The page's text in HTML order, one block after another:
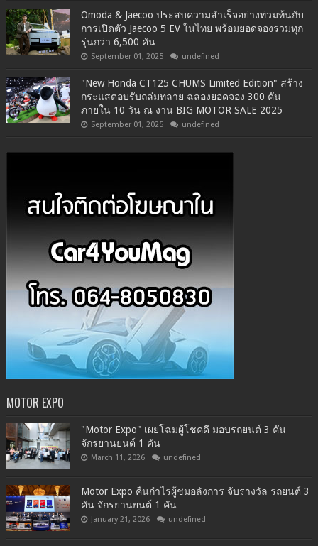
Omoda & Jaecoo ประสบความสำเร็จอย่างท่วมท้นกับ
การเปิดตัว Jaecoo 5 EV ในไทย พร้อมยอดจองรวมทุก
รุ่นกว่า 6,500 คัน
September 01, 2025 undefined
"New Honda CT125 CHUMS Limited Edition" สร้าง
กระแสตอบรับถล่มทลาย ฉลองยอดจอง 300 คัน
ภายใน 10 วัน ณ งาน BIG MOTOR SALE 2025
September 01, 2025 undefined
MOTOR EXPO
"Motor Expo" เผยโฉมผู้โชคดี มอบรถยนต์ 3 คัน
จักรยานยนต์ 1 คัน
March 11, 2026 undefined
Motor Expo คืนกำไรผู้ชมอลังการ จับรางวัล รถยนต์ 3
คัน จักรยานยนต์ 1 คัน
January 21, 2026 undefined